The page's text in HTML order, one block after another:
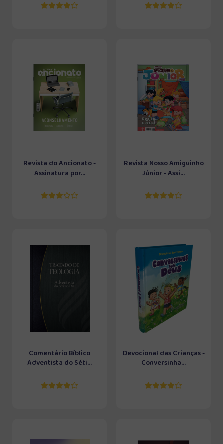
Revista do Ancionato -
Assinatura por...
Revista Nosso Amiguinho
Júnior - Assi...
Comentário Bíblico
Adventista do Séti...
Devocional das Crianças -
Conversinha...